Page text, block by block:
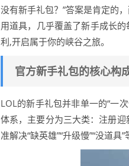
没有新手礼包？”答案是肯定的
用道具，几乎覆盖了新手成长
利,开启属于你的峡谷之旅。
官方新手礼包的核心构
LOL的新手礼包并非单一的“一
体系，主要分为三大类：注册
准解决“缺英雄”“升级慢”“没道具”